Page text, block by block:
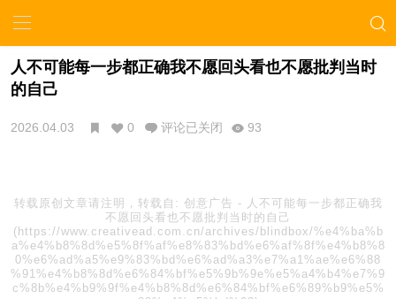
人不可能每一步都正确我不愿回头看也不愿批判当时
的自己
2026.04.03 0 评论已关闭 93
转载原创文章请注明，转载自: 创意广告 - 人不可能每一步都正确我
不愿回头看也不愿批判当时的自己
(https://www.creativead.com.cn/archives/blindbox/%e4%ba%b
a%e4%b8%8d%e5%8f%af%e8%83%bd%e6%af%8f%e4%b8%8
0%e6%ad%a5%e9%83%bd%e6%ad%a3%e7%a1%ae%e6%88
%91%e4%b8%8d%e6%84%bf%e5%9b%9e%e5%a4%b4%e7%9
c%8b%e4%b9%9f%e4%b8%8d%e6%84%bf%e6%89%b9%e5%